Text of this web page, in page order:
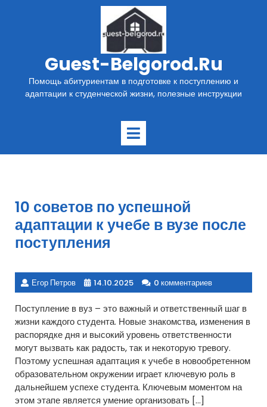
Guest-Belgorod.ru
Помощь абитуриентам в подготовке к поступлению и
адаптации к студенческой жизни, полезные инструкции
Открыть
10 советов по успешной
адаптации к учебе в вузе после
поступления
Егор Петров 14.10.2025 0 комментариев
Поступление в вуз – это важный и ответственный шаг в
жизни каждого студента. Новые знакомства, изменения в
распорядке дня и высокий уровень ответственности
могут вызвать как радость, так и некоторую тревогу.
Поэтому успешная адаптация к учебе в новообретенном
образовательном окружении играет ключевую роль в
дальнейшем успехе студента. Ключевым моментом на
этом этапе является умение организовать […]